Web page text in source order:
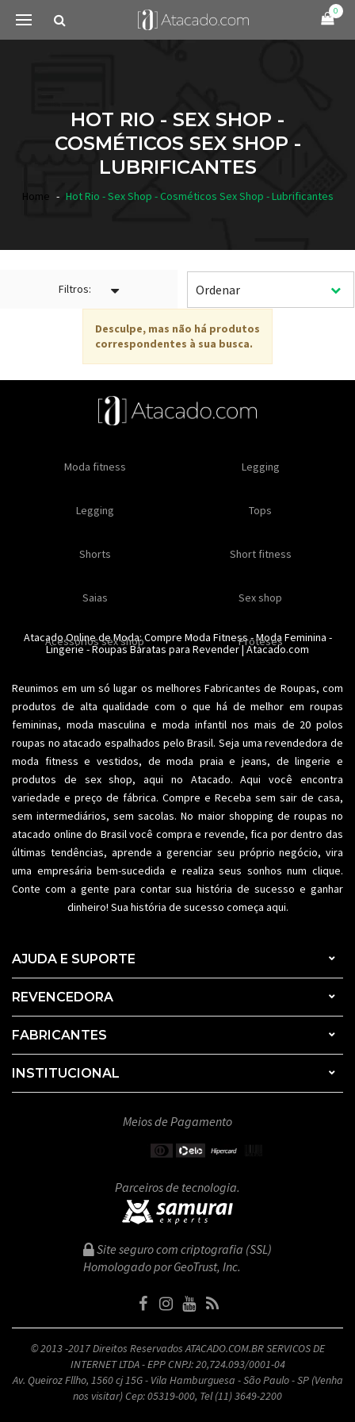
0
HOT RIO - SEX SHOP -
COSMÉTICOS SEX SHOP -
LUBRIFICANTES
Home Hot Rio - Sex Shop - Cosméticos Sex Shop - Lubrificantes
Filtros:
Desculpe, mas não há produtos
correspondentes à sua busca.
Especial natal Toda loja
Feminino Moda feminina
Moda feminina Moda íntima
Moda fitness Moda praia
Plus size Acessórios femininos
Masculino Moda masculino
Moda masculina Moda intima masculina
Acessórios masculinos Moda íntima
Calcinhas Soutiens
Conjuntos Modeladores
Moda fitness Legging
Legging Tops
Shorts Short fitness
Saias Sex shop
Acessorios sex shop Proteses
Oleos e cremes Comestiveis
Kits Lançamentos
Ofertas Roupas para revender
Atacado Online de Moda: Compre Moda Fitness-Moda Feminina -
Lingerie-Roupas Baratas para Revender| Atacado.com
Reunimos em um só lugar os melhoresFabricantes de Roupas, com
produtos de alta qualidade com o que há de melhor em roupas
femininas, moda masculina e moda infantil nos mais de 20 polos
roupas no atacado espalhados pelo Brasil. Seja uma revendedora de
moda fitness e vestidos, de moda praia e jeans, de lingerie e
produtos de sex shop, aqui no Atacado. Aqui você encontra
variedade e preço de fábrica. Compre e Receba sem sair de casa,
sem intermediários, sem sacolas. No maior shopping de roupas no
atacado online do Brasil você compra e revende, fica por dentro das
últimas tendências, aprende a gerenciar seu próprio negócio, vira
uma empresária bem-sucedida e realiza seus sonhos num clique.
Conte com a gente para contar sua história de sucesso e ganhar
dinheiro! Sua história de sucesso começa aqui.
AJUDA E SUPORTE
REVENCEDORA
FABRICANTES
INSTITUCIONAL
Meios de Pagamento
Parceiros de tecnologia.
Site seguro com criptografia (SSL)
Homologado por GeoTrust, Inc.
© 2013 -2017 Direitos Reservados ATACADO.COM.BR SERVICOS DE
INTERNET LTDA - EPP CNPJ: 20,724.093/0001-04
Av. Queiroz Fllho, 1560 cj 15G - Vila Hamburguesa - São Paulo - SP (Venha
nos visitar) Cep: 05319-000, Tel (11) 3649-2200